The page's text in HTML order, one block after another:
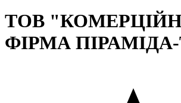
ТОВ
ФІРМА